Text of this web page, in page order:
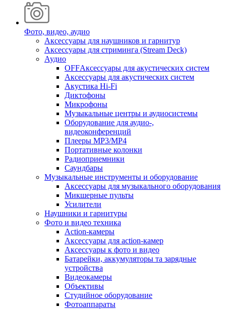
Фото, видео, аудио
Аксессуары для наушников и гарнитур
Аксессуары для стриминга (Stream Deck)
Аудио
OFFАксессуары для акустических систем
Аксессуары для акустических систем
Акустика Hi-Fi
Диктофоны
Микрофоны
Музыкальные центры и аудиосистемы
Оборудование для аудио-,
видеоконференций
Плееры MP3/MP4
Портативные колонки
Радиоприемники
Саундбары
Музыкальные инструменты и оборудование
Аксессуары для музыкального оборудования
Микшерные пульты
Усилители
Наушники и гарнитуры
Фото и видео техника
Action-камеры
Аксессуары для action-камер
Аксессуары к фото и видео
Батарейки, аккумуляторы та зарядные
устройства
Видеокамеры
Объективы
Студийное оборудование
Фотоаппараты